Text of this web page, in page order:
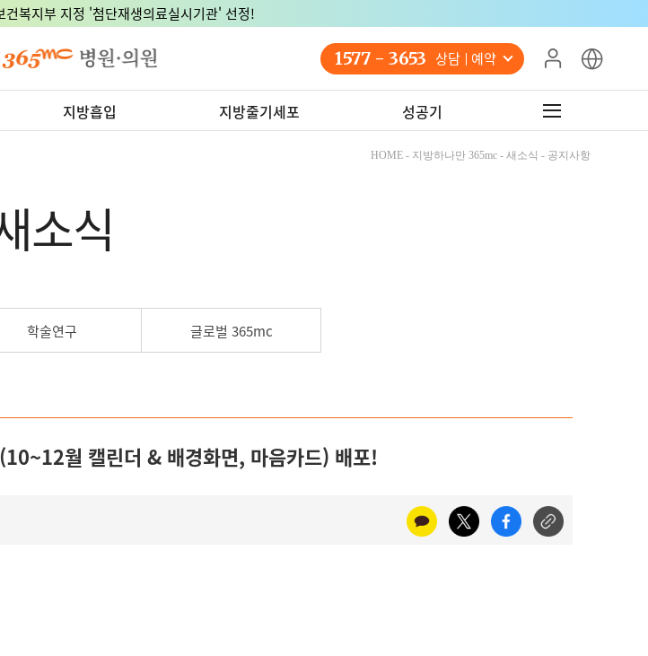
복지부 지정 '첨단재생의료실시기관' 선정!
1577 - 3653 상담 예약
지방흡입 지방줄기세포 성공기
HOME - 지방하나만 365mc - 새소식 - 공지사항
소식
학술연구 글로벌 365mc
월 캘린더 & 배경화면, 마음카드) 배포!